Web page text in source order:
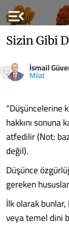
menu_open
Sizin Gibi
İsmail
Milat
“Düşüncelerine
hakkını
atfedilir (Not:
değil).
Düşünce
gereken
İlk olarak
veya temel dini